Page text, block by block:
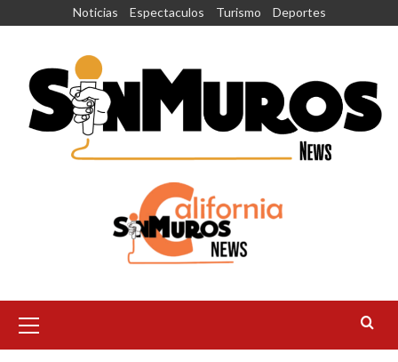
Noticias Espectaculos Turismo Deportes
principal